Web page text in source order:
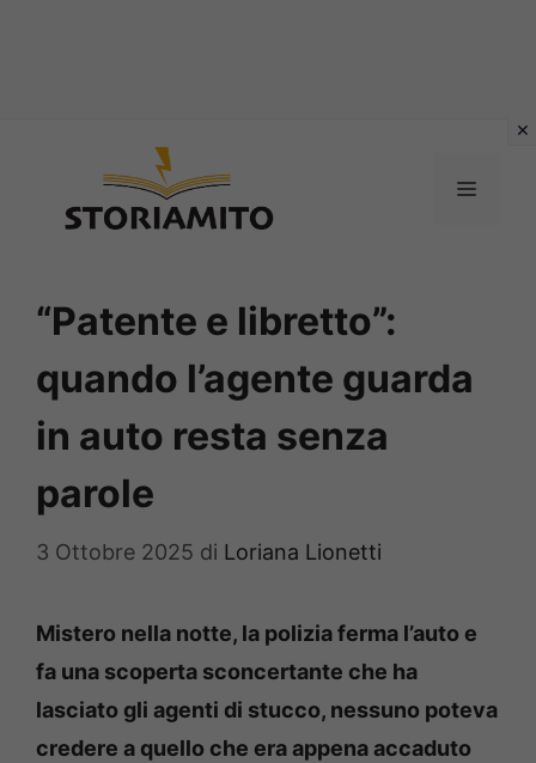
contenuto
MENU
“Patente e libretto”:
quando l’agente guarda
in auto resta senza
parole
3 Ottobre 2025 di Loriana Lionetti
Mistero nella notte, la polizia ferma l’auto e
fa una scoperta sconcertante che ha
lasciato gli agenti di stucco, nessuno poteva
credere a quello che era appena accaduto